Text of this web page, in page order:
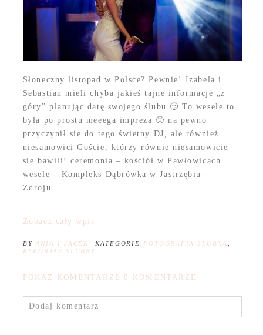
Słoneczny listopad w Polsce? Pewnie! Izabela i
Sebastian mieli chyba jakieś tajne informacje „z
góry” planując datę swojego ślubu 🙂 To wesele to
była po prostu meeega impreza 🙂 na pewno
przyczynił się do tego świetny DJ, ale również
niesamowici Goście, którzy równie niesamowicie
się bawili! ceremonia – kościół w Pawłowicach
wesele – Kompleks Dąbrówka w Jastrzębiu-
Zdroju...
Zobacz cały wpis
BY ANIA I JACEK KATEGORIE: FOTOGRAFIA ŚLUBNA
REPORTAŻ ŚLUBNY
POKAŻ KOMENTARZE 0 KOMENTARZE
Dodaj komentarz